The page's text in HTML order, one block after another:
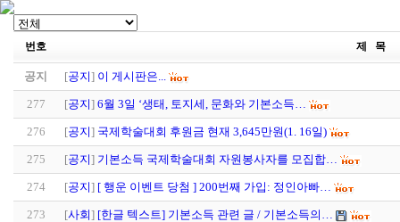
번호 제 목
공지 [공지] 이 게시판은...
277 [공지] 6월 3일 ‘생태, 토지세, 문화와 기본소득…
276 [공지] 국제학술대회 후원금 현재 3,645만원(1. 16일)
275 [공지] 기본소득 국제학술대회 자원봉사자를 모집합…
274 [공지] [ 행운 이벤트 당첨 ] 200번째 가입: 정인아빠…
273 [사회] [한글 텍스트] 기본소득 관련 글 / 기본소득의…